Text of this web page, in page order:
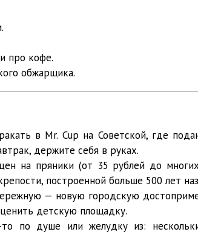
про кофе.
обжарщика.
в Mr. Cup на Советской, где
держите себя в руках.
на пряники (от 35 рублей до
построенной больше 500 лет
— новую городскую
детскую площадку.
по душе или желудку из: